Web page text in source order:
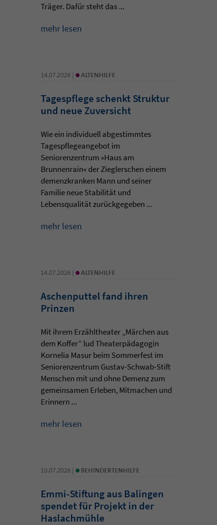
Träger. Dafür steht das ...
mehr lesen
14.07.2026 | • ALTENHILFE
Tagespflege schenkt Struktur
und neue Zuversicht
Wie ein individuell abgestimmtes
Tagespflegeangebot im
Seniorenzentrum »Haus am
Brunnenrain« der Zieglerschen einem
demenzkranken Mann und seiner
Familie neue Stabilität und
Lebensqualität zurückgegeben ...
mehr lesen
14.07.2026 | • ALTENHILFE
Aschenputtel fand ihren
Prinzen
Mit ihrem Erzähltheater „Märchen aus
dem Koffer“ lud Theaterpädagogin
Kornelia Masur beim Sommerfest im
Seniorenzentrum Gustav-Schwab-Stift
Menschen mit und ohne Demenz zum
gemeinsamen Erleben, Mitmachen und
Erinnern ...
mehr lesen
10.07.2026 | • BEHINDERTENHILFE
Emmi-Stiftung aus Balingen
spendet für Projekt in der
Haslachmühle